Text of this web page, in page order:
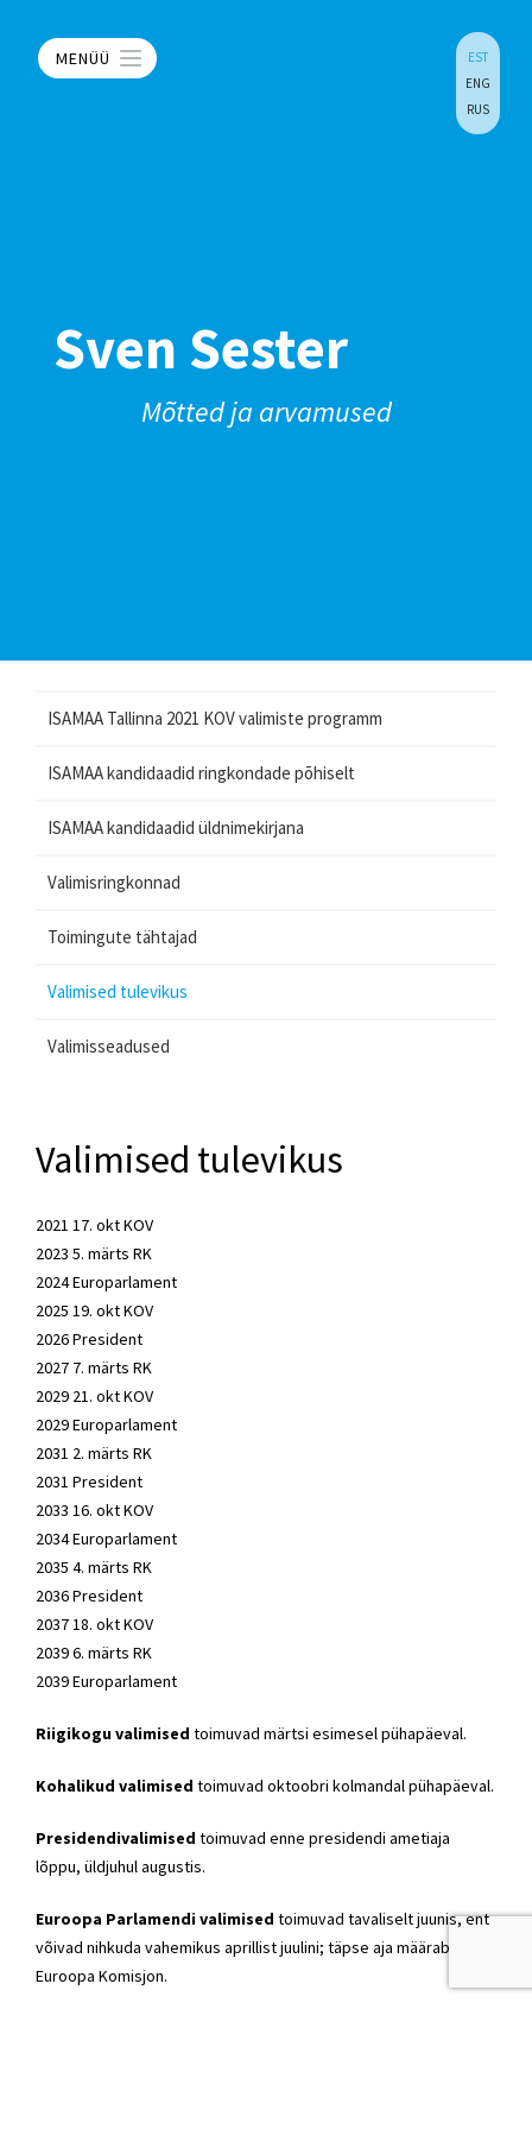
MENÜÜ
EST
ENG
RUS
Sven Sester
Mõtted ja arvamused
ISAMAA Tallinna 2021 KOV valimiste programm
ISAMAA kandidaadid ringkondade põhiselt
ISAMAA kandidaadid üldnimekirjana
Valimisringkonnad
Toimingute tähtajad
Valimised tulevikus
Valimisseadused
Valimised tulevikus
2021 17. okt KOV
2023 5. märts RK
2024 Europarlament
2025 19. okt KOV
2026 President
2027 7. märts RK
2029 21. okt KOV
2029 Europarlament
2031 2. märts RK
2031 President
2033 16. okt KOV
2034 Europarlament
2035 4. märts RK
2036 President
2037 18. okt KOV
2039 6. märts RK
2039 Europarlament
Riigikogu valimised toimuvad märtsi esimesel pühapäeval.
Kohalikud valimised toimuvad oktoobri kolmandal pühapäeval.
Presidendivalimised toimuvad enne presidendi ametiaja
lõppu, üldjuhul augustis.
Euroopa Parlamendi valimised toimuvad tavaliselt juunis, ent
võivad nihkuda vahemikus aprillist juulini; täpse aja määrab
Euroopa Komisjon.